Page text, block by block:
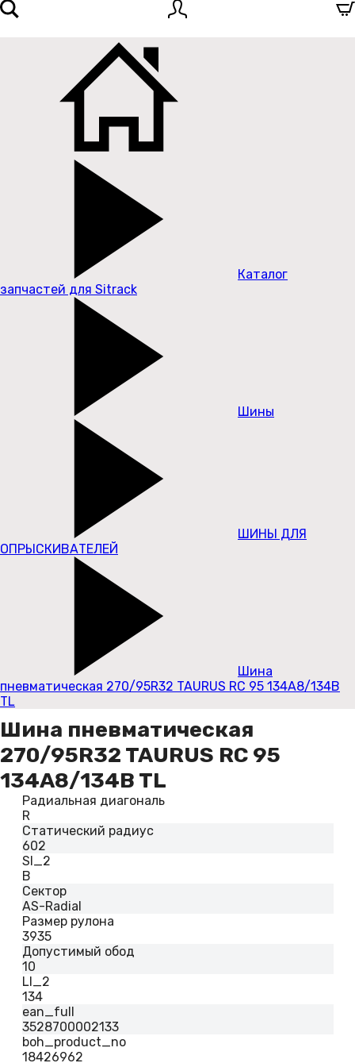
Каталог
запчастей для Sitrack
Шины
ШИНЫ ДЛЯ
ОПРЫСКИВАТЕЛЕЙ
Шина
пневматическая 270/95R32 TAURUS RC 95 134A8/134B
TL
Шина пневматическая
270/95R32 TAURUS RC 95
134A8/134B TL
Радиальная диагональ
R
Статический радиус
602
SI_2
B
Сектор
AS-Radial
Размер рулона
3935
Допустимый обод
10
LI_2
134
ean_full
3528700002133
boh_product_no
18426962